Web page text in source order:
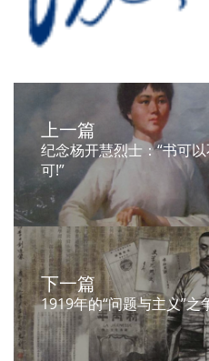
上一篇
纪念杨开慧烈士：“书可
可!”
下一篇
1919年的“问题与主义”之